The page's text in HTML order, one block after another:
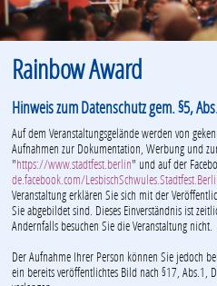
Rainbow Award
Hinweis zum Datenschutz gem. §5,
Auf dem Veranstaltungsgelände werden von
Aufnahmen zur Dokumentation, Werbung und
"https://www.stadtfest.berlin" und auf der
de.facebook.com/
Veranstaltung erklären Sie sich mit der
Sie abgebildet sind. Dieses Einverständnis ist
Andernfalls besuchen Sie die Veranstaltung nicht.
Der Aufnahme Ihrer Person können Sie jedoch
ein bereits veröffentlichtes Bild nach §17, Abs.1,